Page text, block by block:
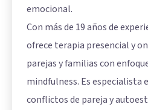
emocional.
Con más de 19 años de
ofrece terapia presencial y
parejas y familias con
mindfulness. Es especialista
conflictos de pareja y